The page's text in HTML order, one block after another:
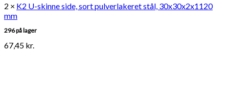
2 × K2 U-skinne side, sort pulverlakeret stål, 30x30x2x1120
mm
296 på lager
67,45 kr.